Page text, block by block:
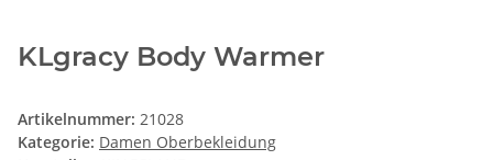
KLgracy Body Warmer
Artikelnummer: 21028
Kategorie: Damen Oberbekleidung